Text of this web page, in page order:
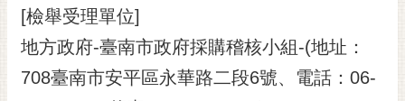
[檢舉受理單位]
地方政府-臺南市政府採購稽核小組-(地址：
708臺南市安平區永華路二段6號、電話：06-